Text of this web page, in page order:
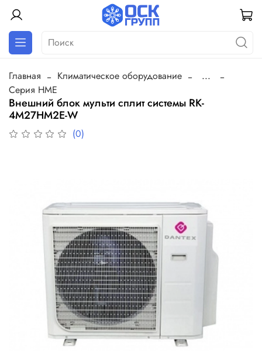
Главная Климатическое оборудование
...
Серия HME
Внешний блок мульти сплит системы RK-
4M27HM2E-W
(0)